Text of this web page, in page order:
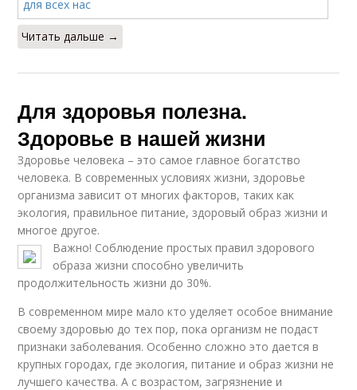
Читать дальше →
Для здоровья полезна.
Здоровье в нашей жизни
Здоровье человека – это самое главное богатство
человека. В современных условиях жизни, здоровье
организма зависит от многих факторов, таких как
экология, правильное питание, здоровый образ жизни и
многое другое.
Важно! Соблюдение простых правил здорового
образа жизни способно увеличить
продолжительность жизни до 30%.
В современном мире мало кто уделяет особое внимание
своему здоровью до тех пор, пока организм не подаст
признаки заболевания. Особенно сложно это дается в
крупных городах, где экология, питание и образ жизни не
лучшего качества. А с возрастом, загрязнение и